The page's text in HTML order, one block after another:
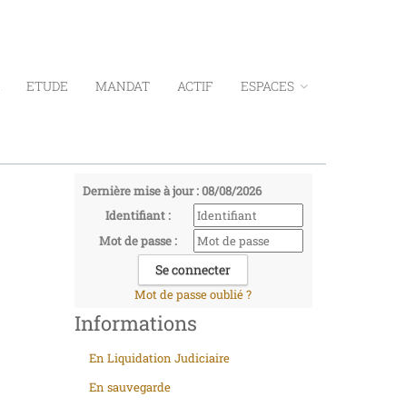
ETUDE MANDAT ACTIF ESPACES
Dernière mise à jour : 08/08/2026
Identifiant :
Mot de passe :
Mot de passe oublié ?
Informations
En Liquidation Judiciaire
En sauvegarde